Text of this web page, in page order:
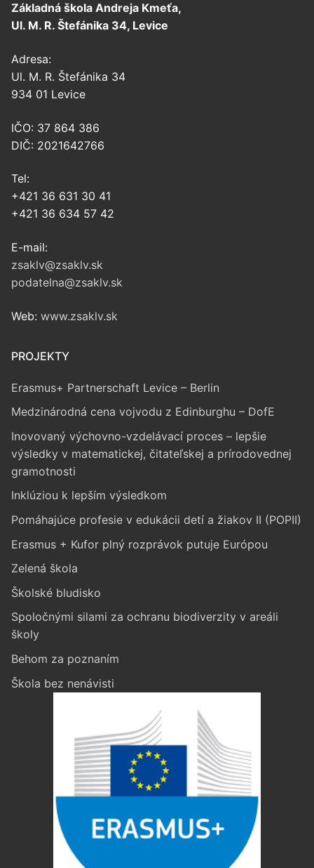
Základná škola Andreja Kmeťa,
Ul. M. R. Štefánika 34, Levice
Adresa:
Ul. M. R. Štefánika 34
934 01 Levice
IČO: 37 864 386
DIČ: 2021642766
Tel:
+421 36 631 30 41
+421 36 634 57 42
E-mail:
zsaklv@zsaklv.sk
podatelna@zsaklv.sk
Web: www.zsaklv.sk
PROJEKTY
Erasmus+ Partnerschaft Levice – Berlin
Medzinárodná cena vojvodu z Edinburghu – DofE
Inovovaný výchovno-vzdelávací proces – lepšie
výsledky v matematickej, čitateľskej a prírodovednej
gramotnosti
Inklúziou k lepším výsledkom
Pomáhajúce profesie v edukácii detí a žiakov II (POPII)
Erasmus + Kufor plný rozprávok putuje Európou
Zelená škola
Školské bludisko
Spoločnými silami za ochranu biodiverzity v areáli
školy
Behom za poznaním
Škola bez nenávisti